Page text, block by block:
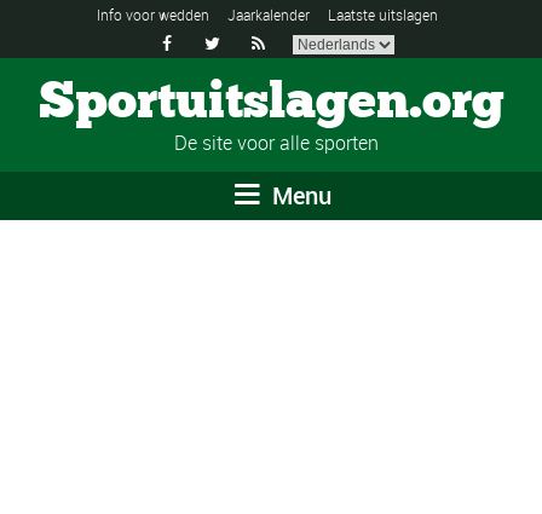
Info voor wedden Jaarkalender Laatste uitslagen
  
Sportuitslagen.org
De site voor alle sporten
Menu